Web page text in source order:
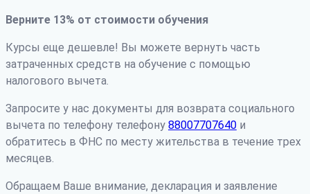
Верните 13% от стоимости обучения
Курсы еще дешевле! Вы можете вернуть часть
затраченных средств на обучение с помощью
налогового вычета.
Запросите у нас документы для возврата социального
вычета по телефону телефону 88007707640 и
обратитесь в ФНС по месту жительства в течение трех
месяцев.
Обращаем Ваше внимание, декларация и заявление